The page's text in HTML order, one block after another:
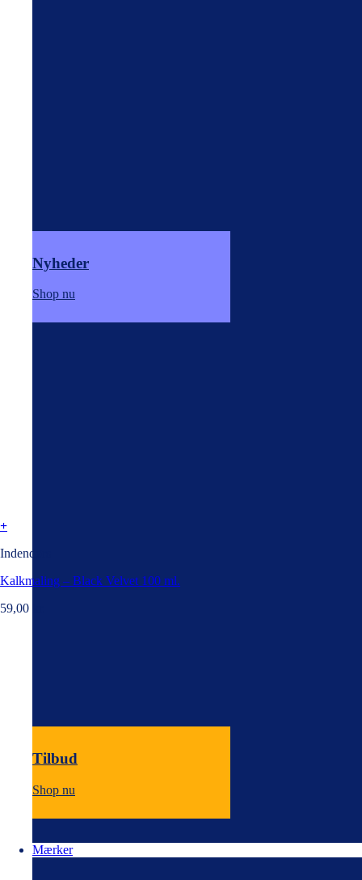
Nyheder
Shop nu
Tilbud
Shop nu
Mærker
+
Indendørs
Kalkmaling – Black Velvet 100 ml.
59,00